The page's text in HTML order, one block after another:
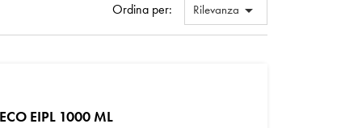
Ordina per: Rilevanza 
EIPL 1000 ML